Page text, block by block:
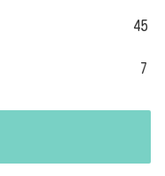
45
7